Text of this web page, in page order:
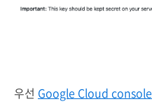
우선 Google Cloud console